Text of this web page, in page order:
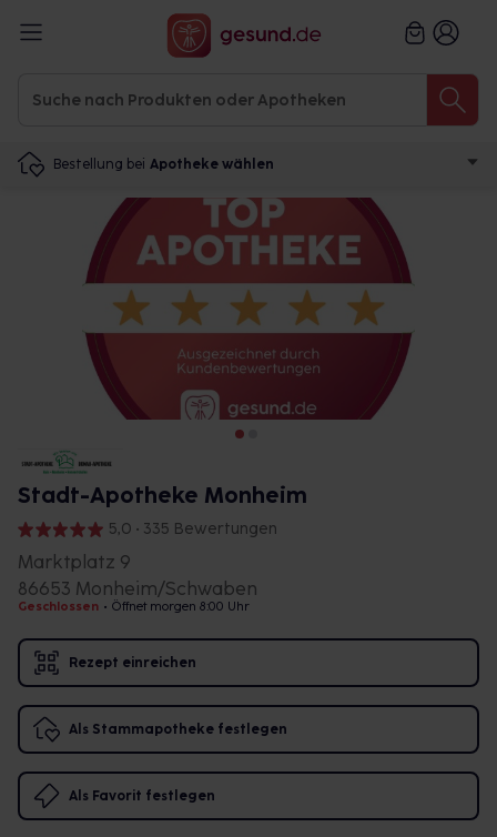
Bestellung bei Apotheke wählen
Stadt-Apotheke Monheim
5,0 • 335 Bewertungen
Marktplatz 9
86653 Monheim/Schwaben
Geschlossen • Öffnet morgen 8:00 Uhr
Rezept einreichen
Als Stammapotheke festlegen
Als Favorit festlegen